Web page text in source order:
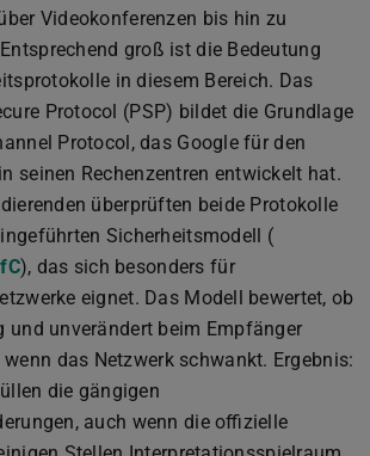
Videokonferenzen bis hin zu
groß ist die Bedeutung
in diesem Bereich. Das
Protocol (PSP) bildet die Grundlage
Protocol, das Google für den
seinen Rechenzentren entwickelt hat.
überprüften beide Protokolle
Sicherheitsmodell (
), das sich besonders für
eignet. Das Modell bewertet, ob
und unverändert beim Empfänger
das Netzwerk schwankt. Ergebnis:
die gängigen
auch wenn die offizielle